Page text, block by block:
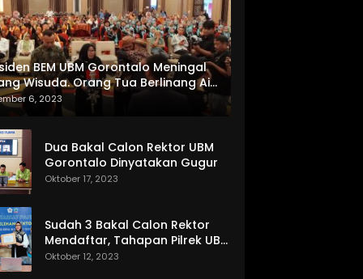
BEM UBM Gorontalo Meningal
Wisuda. Orang Tua Berlinang Air
Menerima SKL dan Pemasangan
6, 2023
Dua Bakal Calon Rektor UBM
Gorontalo Dinyatakan Gugur
Oktober 17, 2023
Sudah 3 Bakal Calon Rektor
Mendaftar, Tahapan Pilrek UBM
Gorontalo Makin Seru
Oktober 12, 2023